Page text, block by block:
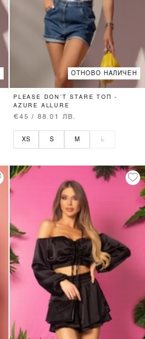
ОТНОВО НАЛИЧЕН
PLEASE DON’T STARE ТОП -
AZURE ALLURE
€45 / 88.01 ЛВ.
XS S M L